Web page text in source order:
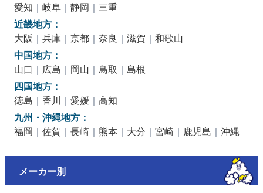
愛知 ｜ 岐阜｜ 静岡 ｜ 三重
近畿地方：
大阪 ｜ 兵庫｜ 京都｜ 奈良 ｜ 滋賀 ｜ 和歌山
中国地方：
山口 ｜ 広島 ｜ 岡山 ｜ 鳥取 ｜ 島根
四国地方：
徳島 ｜ 香川 ｜ 愛媛｜ 高知
九州・沖縄地方：
福岡 ｜ 佐賀 ｜ 長崎｜ 熊本 ｜ 大分 ｜ 宮崎｜ 鹿児島 ｜ 沖縄
メーカー別